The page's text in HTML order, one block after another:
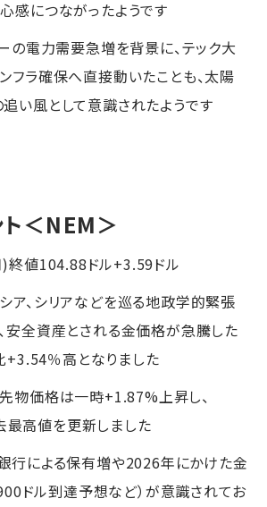
感につながったようです
の電力需要急増を背景に、テック大
フラ確保へ直接動いたことも、太陽
い風として意識されたようです
＜NEM＞
値104.88ドル+3.59ドル
ア、シリアなどを巡る地政学的緊張
安全資産とされる金価格が急騰した
+3.54％高となりました
物価格は一時+1.87%上昇し、
高値を更新しました
行による保有増や2026年にかけた金
ドル到達予想など）が意識されてお